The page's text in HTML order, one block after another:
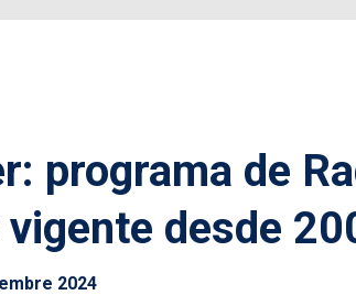
programa de
desde
2024